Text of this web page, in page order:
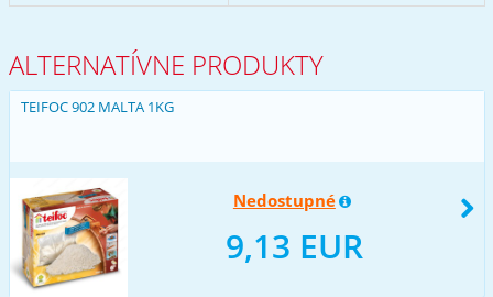
ALTERNATÍVNE PRODUKTY
TEIFOC 902 MALTA 1KG
Nedostupné
9,13 EUR